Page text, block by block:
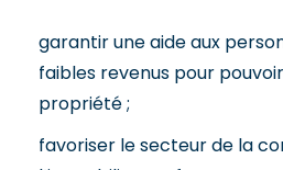
garantir une aide aux
faibles revenus pour
propriété ;
favoriser le secteur de la